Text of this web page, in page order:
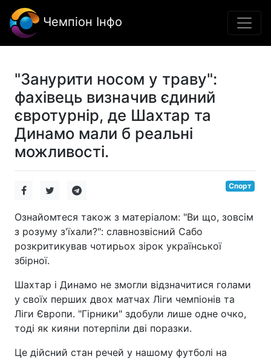
Чемпіон Інфо
"Занурити носом у траву":
фахівець визначив єдиний
євротурнір, де Шахтар та
Динамо мали б реальні
можливості.
Спорт
Ознайомтеся також з матеріалом: "Ви що, зовсім
з розуму з'їхали?": славнозвісний Сабо
розкритикував чотирьох зірок української
збірної.
Шахтар і Динамо не змогли відзначитися голами
у своїх перших двох матчах Ліги чемпіонів та
Ліги Європи. "Гірники" здобули лише одне очко,
тоді як кияни потерпіли дві поразки.
Це дійсний стан речей у нашому футболі на